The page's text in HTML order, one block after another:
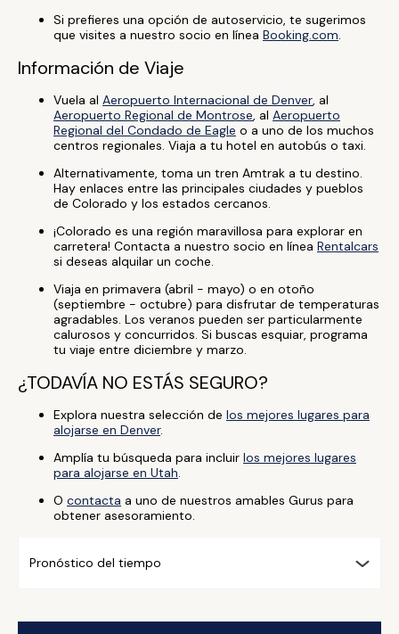
Si prefieres una opción de autoservicio, te sugerimos
que visites a nuestro socio en línea Booking.com.
Información de Viaje
Vuela al Aeropuerto Internacional de Denver, al
Aeropuerto Regional de Montrose, al Aeropuerto
Regional del Condado de Eagle o a uno de los muchos
centros regionales. Viaja a tu hotel en autobús o taxi.
Alternativamente, toma un tren Amtrak a tu destino.
Hay enlaces entre las principales ciudades y pueblos
de Colorado y los estados cercanos.
¡Colorado es una región maravillosa para explorar en
carretera! Contacta a nuestro socio en línea Rentalcars
si deseas alquilar un coche.
Viaja en primavera (abril - mayo) o en otoño
(septiembre - octubre) para disfrutar de temperaturas
agradables. Los veranos pueden ser particularmente
calurosos y concurridos. Si buscas esquiar, programa
tu viaje entre diciembre y marzo.
¿TODAVÍA NO ESTÁS SEGURO?
Explora nuestra selección de los mejores lugares para
alojarse en Denver.
Amplía tu búsqueda para incluir los mejores lugares
para alojarse en Utah.
O contacta a uno de nuestros amables Gurus para
obtener asesoramiento.
Pronóstico del tiempo